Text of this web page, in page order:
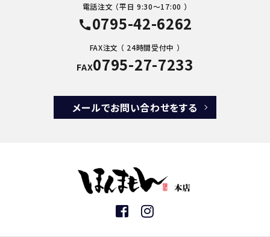
電話注文 （平日 9:30～17:00 ）
call0795-42-6262
FAX注文 （ 24時間受付中 ）
FAX0795-27-7233
メールでお問い合わせをする